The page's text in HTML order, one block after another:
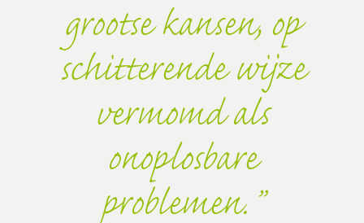
grootse kansen, op
schitterende wijze
vermomd als
onoplosbare
problemen.